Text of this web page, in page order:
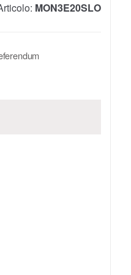
MON3E20SLO